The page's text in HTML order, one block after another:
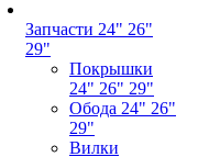
Запчасти 24" 26"
29"
Покрышки
24" 26" 29"
Обода 24" 26"
29"
Вилки